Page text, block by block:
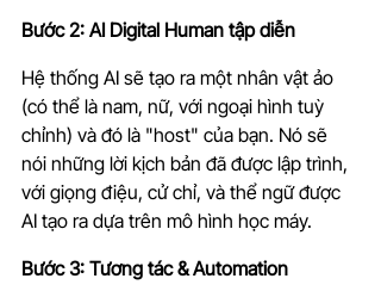
Bước 2: AI Digital Human tập diễn
Hệ thống AI sẽ tạo ra một nhân vật ảo
(có thể là nam, nữ, với ngoại hình tuỳ
chỉnh) và đó là "host" của bạn. Nó sẽ
nói những lời kịch bản đã được lập trình,
với giọng điệu, cử chỉ, và thể ngữ được
AI tạo ra dựa trên mô hình học máy.
Bước 3: Tương tác & Automation